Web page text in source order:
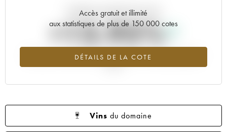
Accès gratuit et illimité
aux statistiques de plus de 150 000 cotes
DÉTAILS DE LA COTE
Tendance actuelle de la cote
+13.95%
Tendance à la hausse du millésime 2013 en 2026 par rapport à
Vins du domaine